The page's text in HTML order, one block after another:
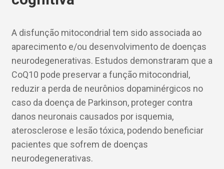
A disfunção mitocondrial tem sido associada ao
aparecimento e/ou desenvolvimento de doenças
neurodegenerativas. Estudos demonstraram que a
CoQ10 pode preservar a função mitocondrial,
reduzir a perda de neurônios dopaminérgicos no
caso da doença de Parkinson, proteger contra
danos neuronais causados por isquemia,
aterosclerose e lesão tóxica, podendo beneficiar
pacientes que sofrem de doenças
neurodegenerativas.